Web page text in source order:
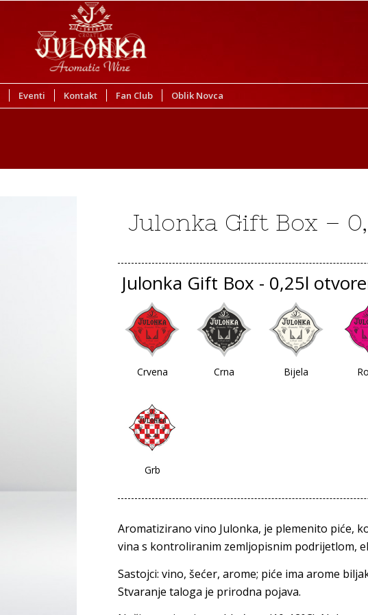
Eventi Kontakt Fan Club Oblik Novca
Julonka Gift Box –
Julonka Gift Box - 0,25l
Crvena Crna Bijela
Grb
Aromatizirano vino Julonka, je plemenito piće,
vina s kontroliranim zemljopisnim podrijetlom,
Sastojci: vino, šećer, arome; piće ima arome
Stvaranje taloga je prirodna pojava.